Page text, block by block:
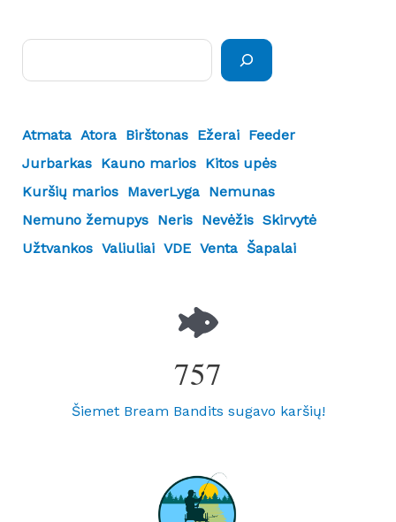
Atmata Atora Birštonas Ežerai Feeder
Jurbarkas Kauno marios Kitos upės
Kuršių marios MaverLyga Nemunas
Nemuno žemupys Neris Nevėžis Skirvytė
Užtvankos Valiuliai VDE Venta Šapalai
757
Šiemet Bream Bandits sugavo karšių!